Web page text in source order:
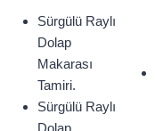
Sürgülü Raylı
Dolap
Makarası
Tamiri.
Sürgülü Raylı